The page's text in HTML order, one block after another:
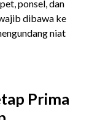
ponsel, dan
dibawa ke
niat
Prima